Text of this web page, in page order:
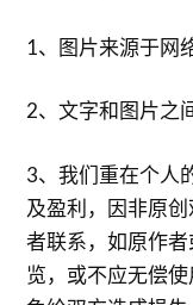
1、图片来源于网
2、文字和图片之
3、我们重在个人
及盈利，因非原
者联系，如原作
览，或不应无偿